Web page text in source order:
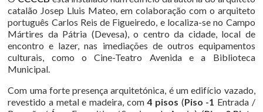
catalão Josep Lluis Mateo, em colaboração com o arquiteto
português Carlos Reis de Figueiredo, e localiza-se no Campo
Mártires da Pátria (Devesa), o centro da cidade, local de
encontro e lazer, nas imediações de outros equipamentos
culturais, como o Cine-Teatro Avenida e a Biblioteca
Municipal.
Com uma forte presença arquitetónica, é um edifício vazado,
revestido a metal e madeira, com4 pisos (Piso -1 Entrada /